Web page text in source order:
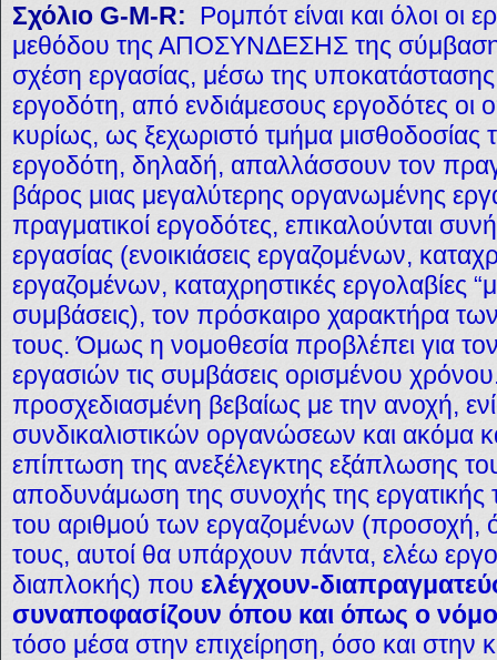
Σχόλιο G-M-R: Ρομπότ είναι και όλοι οι
μεθόδου της ΑΠΟΣΥΝΔΕΣΗΣ της
σχέση εργασίας, μέσω της
εργοδότη, από ενδιάμεσους εργοδότες οι
κυρίως, ως ξεχωριστό τμήμα μισθοδοσίας
εργοδότη, δηλαδή, απαλλάσσουν τον
βάρος μιας μεγαλύτερης οργανωμένης
πραγματικοί εργοδότες, επικαλούνται
εργασίας (ενοικιάσεις εργαζομένων,
εργαζομένων, καταχρηστικές εργολαβίες
συμβάσεις), τον πρόσκαιρο χαρακτήρα
τους. Όμως η νομοθεσία προβλέπει για
εργασιών τις συμβάσεις ορισμένου
προσχεδιασμένη βεβαίως με την ανοχή,
συνδικαλιστικών οργανώσεων και ακόμα
επίπτωση της ανεξέλεγκτης εξάπλωσης
αποδυνάμωση της συνοχής της εργατικής
του αριθμού των εργαζομένων
τους, αυτοί θα υπάρχουν πάντα, ελέω
διαπλοκής) που ελέγχουν-
συναποφασίζουν όπου και όπως ο
τόσο μέσα στην επιχείρηση, όσο και στην